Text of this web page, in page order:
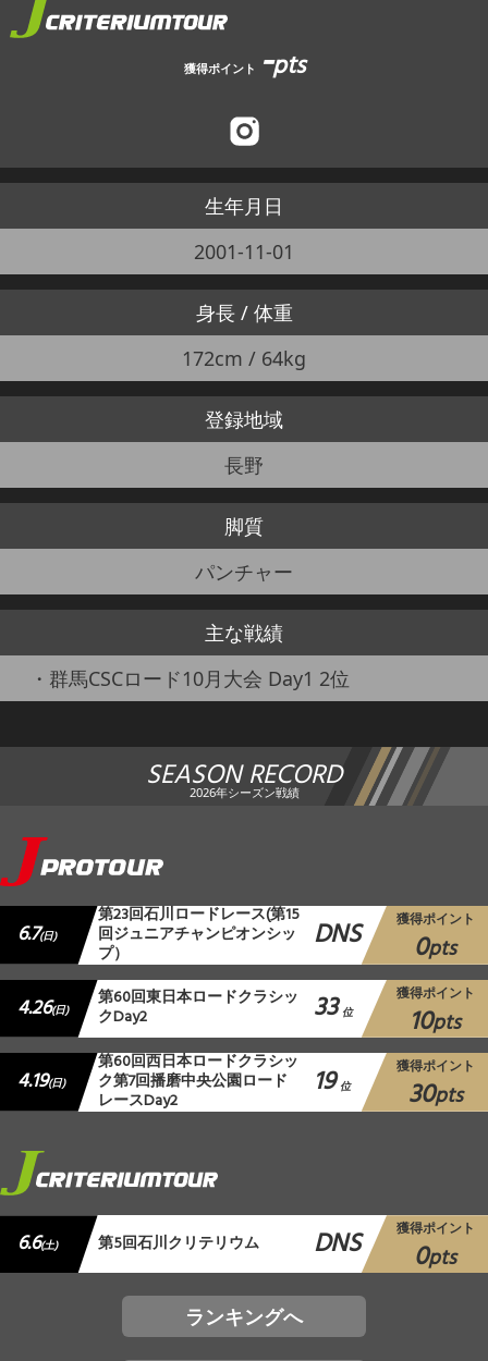
獲得ポイント -pts
生年月日
2001-11-01
身長 / 体重
172cm / 64kg
登録地域
長野
脚質
パンチャー
主な戦績
・群馬CSCロード10月大会 Day1 2位
SEASON RECORD
2026年シーズン戦績
6.7(日)
第23回石川ロードレース(第15
回ジュニアチャンピオンシッ
プ） DNS 獲得ポイント
0pts
4.26(日) 第60回東日本ロードクラシッ
クDay2 33 位
獲得ポイント
10pts
4.19(日)
第60回西日本ロードクラシッ
ク第7回播磨中央公園ロード
レースDay2 19 位
獲得ポイント
30pts
6.6(土) 第5回石川クリテリウム DNS 獲得ポイント
0pts
ランキングへ